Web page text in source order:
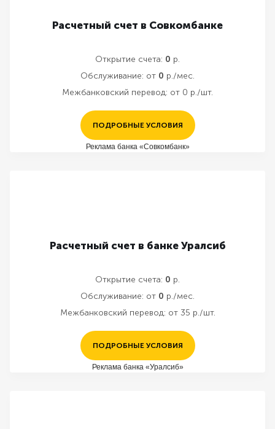
Расчетный счет в Совкомбанке
Открытие счета: 0 р.
Обслуживание: от 0 р./мес.
Межбанковский перевод: от 0 р./шт.
ПОДРОБНЫЕ УСЛОВИЯ
Реклама банка «Совкомбанк»
Расчетный счет в банке Уралсиб
Открытие счета: 0 р.
Обслуживание: от 0 р./мес.
Межбанковский перевод: от 35 р./шт.
ПОДРОБНЫЕ УСЛОВИЯ
Реклама банка «Уралсиб»